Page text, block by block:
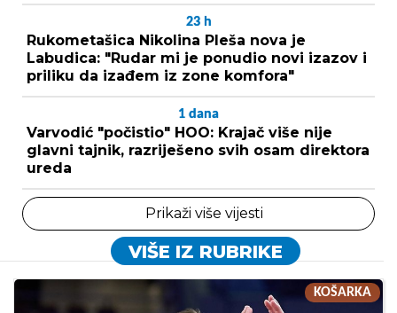
23 h
Rukometašica Nikolina Pleša nova je
Labudica: "Rudar mi je ponudio novi izazov i
priliku da izađem iz zone komfora"
1 dana
Varvodić "počistio" HOO: Krajač više nije
glavni tajnik, razriješeno svih osam direktora
ureda
Prikaži više vijesti
VIŠE IZ RUBRIKE
KOŠARKA